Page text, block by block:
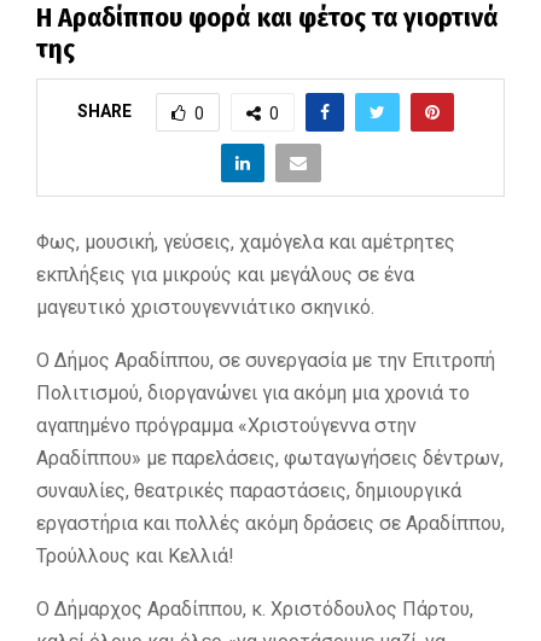
Η Αραδίππου φορά και φέτος τα γιορτινά
της
SHARE 0 0
Φως, μουσική, γεύσεις, χαμόγελα και αμέτρητες
εκπλήξεις για μικρούς και μεγάλους σε ένα
μαγευτικό χριστουγεννιάτικο σκηνικό.
Ο Δήμος Αραδίππου, σε συνεργασία με την Επιτροπή
Πολιτισμού, διοργανώνει για ακόμη μια χρονιά το
αγαπημένο πρόγραμμα «Χριστούγεννα στην
Αραδίππου» με παρελάσεις, φωταγωγήσεις δέντρων,
συναυλίες, θεατρικές παραστάσεις, δημιουργικά
εργαστήρια και πολλές ακόμη δράσεις σε Αραδίππου,
Τρούλλους και Κελλιά!
Ο Δήμαρχος Αραδίππου, κ. Χριστόδουλος Πάρτου,